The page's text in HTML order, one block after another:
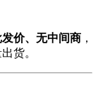
价、无中间商 ，
货。